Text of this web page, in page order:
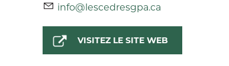
info@lescedresgpa.ca
VISITEZ LE SITE WEB